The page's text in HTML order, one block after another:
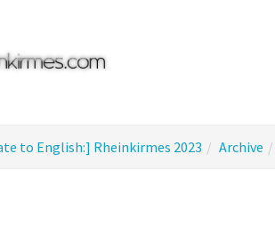
to English:] Rheinkirmes 2023 Archive